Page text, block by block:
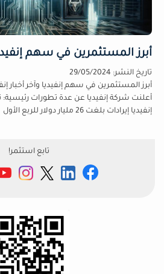
أبرز المستثمرين في سهم
تاريخ النشر: 29/05/2024
أعلنت شركة إنفيديا عن عدة تطورات رئيسية:
إنفيديا إيرادات بلغت 26 مليار دولار للربع الأول
تابع استثمر!